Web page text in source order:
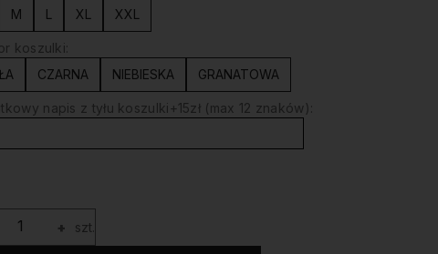
M L XL XXL
koszulki:
CZARNA NIEBIESKA GRANATOWA
napis z tyłu koszulki+15zł (max 12 znaków):
+ szt.